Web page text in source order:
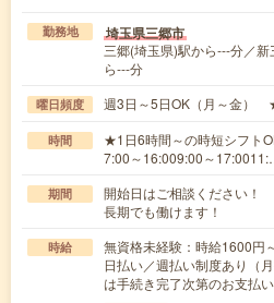
勤務地 埼玉県三郷市
三郷(埼玉県)駅から---分／
ら---分
曜日頻度 週3日～5日OK（月～金）
時間
★1日6時間～の時短シフト
7:00～16:009:00～
期間
開始日はご相談ください
長期でも働けます！
時給
無資格未経験：時給1600
日払い／週払い制度あり（
は手続き完了次第のお支払い